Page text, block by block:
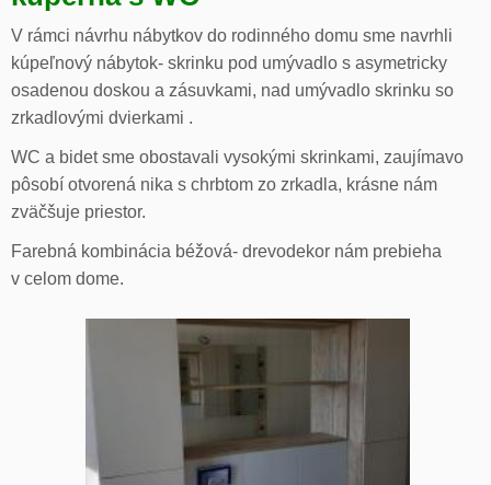
V rámci návrhu nábytkov do rodinného domu sme navrhli
kúpeľnový nábytok- skrinku pod umývadlo s asymetricky
osadenou doskou a zásuvkami, nad umývadlo skrinku so
zrkadlovými dvierkami .
WC a bidet sme obostavali vysokými skrinkami, zaujímavo
pôsobí otvorená nika s chrbtom zo zrkadla, krásne nám
zväčšuje priestor.
Farebná kombinácia béžová- drevodekor nám prebieha
v celom dome.